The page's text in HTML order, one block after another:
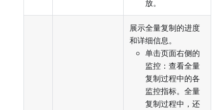
放。
展示全量复制的进度
和详细信息。
单击页面右侧的
监控：查看全量
复制过程中的各
监控指标。全量
复制过程中，还